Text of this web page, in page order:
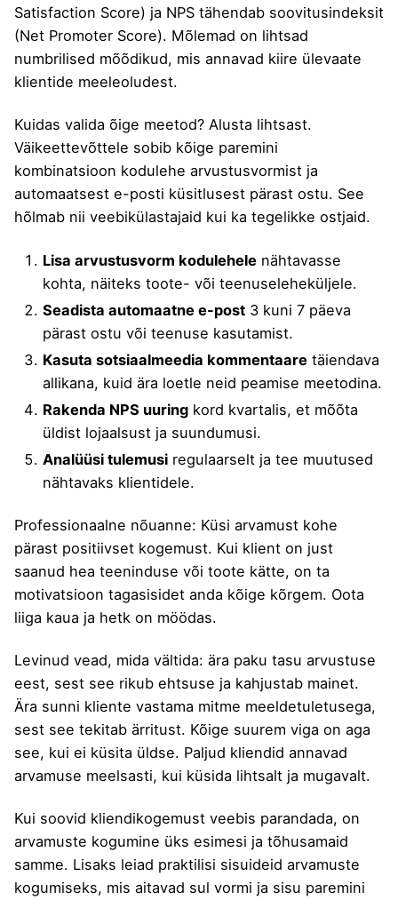
Satisfaction Score) ja NPS tähendab soovitusindeksit
(Net Promoter Score). Mõlemad on lihtsad
numbrilised mõõdikud, mis annavad kiire ülevaate
klientide meeleoludest.
Kuidas valida õige meetod? Alusta lihtsast.
Väikeettevõttele sobib kõige paremini
kombinatsioon kodulehe arvustusvormist ja
automaatsest e-posti küsitlusest pärast ostu. See
hõlmab nii veebikülastajaid kui ka tegelikke ostjaid.
Lisa arvustusvorm kodulehele nähtavasse
kohta, näiteks toote- või teenuseleheküljele.
Seadista automaatne e-post 3 kuni 7 päeva
pärast ostu või teenuse kasutamist.
Kasuta sotsiaalmeedia kommentaare täiendava
allikana, kuid ära loetle neid peamise meetodina.
Rakenda NPS uuring kord kvartalis, et mõõta
üldist lojaalsust ja suundumusi.
Analüüsi tulemusi regulaarselt ja tee muutused
nähtavaks klientidele.
Professionaalne nõuanne: Küsi arvamust kohe
pärast positiivset kogemust. Kui klient on just
saanud hea teeninduse või toote kätte, on ta
motivatsioon tagasisidet anda kõige kõrgem. Oota
liiga kaua ja hetk on möödas.
Levinud vead, mida vältida: ära paku tasu arvustuse
eest, sest see rikub ehtsuse ja kahjustab mainet.
Ära sunni kliente vastama mitme meeldetuletusega,
sest see tekitab ärritust. Kõige suurem viga on aga
see, kui ei küsita üldse. Paljud kliendid annavad
arvamuse meelsasti, kui küsida lihtsalt ja mugavalt.
Kui soovid kliendikogemust veebis parandada, on
arvamuste kogumine üks esimesi ja tõhusamaid
samme. Lisaks leiad praktilisi sisuideid arvamuste
kogumiseks, mis aitavad sul vormi ja sisu paremini